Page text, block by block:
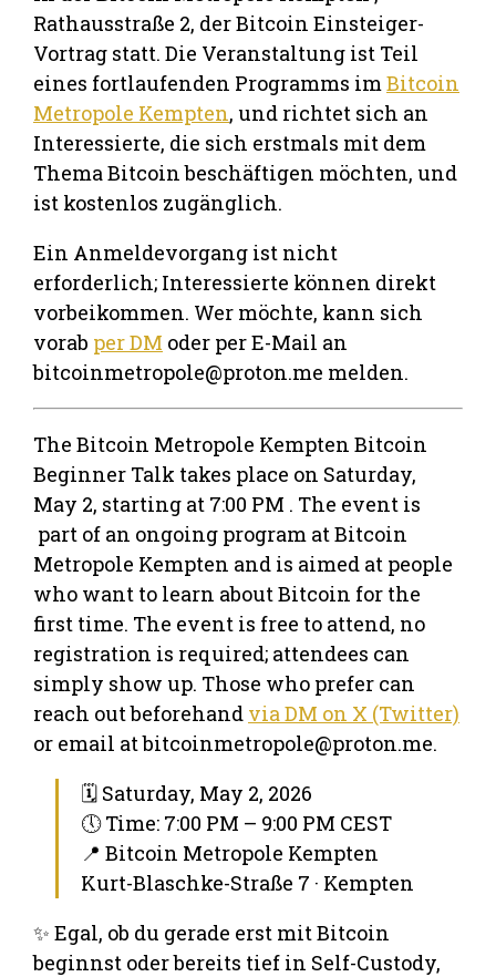
Rathausstraße 2, der Bitcoin Einsteiger-
Vortrag statt. Die Veranstaltung ist Teil
eines fortlaufenden Programms im Bitcoin
Metropole Kempten, und richtet sich an
Interessierte, die sich erstmals mit dem
Thema Bitcoin beschäftigen möchten, und
ist kostenlos zugänglich.
Ein Anmeldevorgang ist nicht
erforderlich; Interessierte können direkt
vorbeikommen. Wer möchte, kann sich
vorab per DM oder per E-Mail an
bitcoinmetropole@proton.me melden.
The Bitcoin Metropole Kempten Bitcoin
Beginner Talk takes place on Saturday,
May 2, starting at 7:00 PM . The event is
part of an ongoing program at Bitcoin
Metropole Kempten and is aimed at people
who want to learn about Bitcoin for the
first time. The event is free to attend, no
registration is required; attendees can
simply show up. Those who prefer can
reach out beforehand via DM on X (Twitter)
or email at bitcoinmetropole@proton.me.
🗓 Saturday, May 2, 2026
🕔 Time: 7:00 PM – 9:00 PM CEST
📍 Bitcoin Metropole Kempten
Kurt-Blaschke-Straße 7 · Kempten
✨ Egal, ob du gerade erst mit Bitcoin
beginnst oder bereits tief in Self-Custody,